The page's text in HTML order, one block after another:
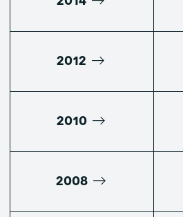
2012
2010
2008